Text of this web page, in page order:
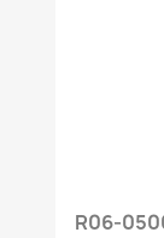
R06-